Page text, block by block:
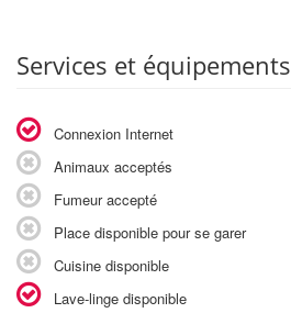
Services et équipements
Connexion Internet
Animaux acceptés
Fumeur accepté
Place disponible pour se garer
Cuisine disponible
Lave-linge disponible